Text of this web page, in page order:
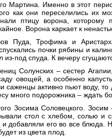
Мартина. Именно в этот
как они переселились их
птицу ворона, которому
Ворона каркает к
Пуда, Трофима и
почки рябины и
под спуда. К вечеру
Солунских – сестер
овощей, а особенно
активно пьют воду,
много подорожника – ждать
Зосима Соловецкого.
стол с хлебом, солью и
добавляли его во все блюда.
из цвета плод.